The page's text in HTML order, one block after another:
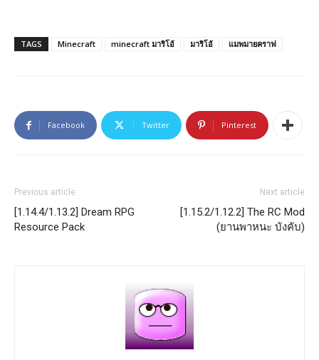
TAGS Minecraft minecraft มาริโอ้ มาริโอ้ แมพมายคราฟ
Facebook Twitter Pinterest
Previous article
[1.14.4/1.13.2] Dream RPG
Resource Pack
Next article
[1.15.2/1.12.2] The RC Mod
(ยานพาหนะ บังคับ)